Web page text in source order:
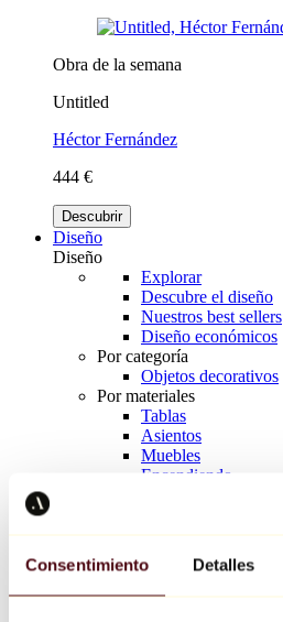
Consentimiento Detalles
Obra de la semana
Untitled
Héctor Fernández
444 €
Descubrir
Diseño
Diseño
Explorar
Descubre el diseño
Nuestros best sellers
Diseño económicos
Por categoría
Objetos decorativos
Por materiales
Tablas
Asientos
Muebles
Encendiendo
Richard Orlinski
Keith Haring
Jeff Koons